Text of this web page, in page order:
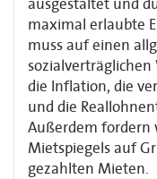
ausgestaltet und
maximal erlaubte
muss auf einen
die Inflation, die
und die
Außerdem fordern
Mietspiegels auf
gezahlten Mieten.